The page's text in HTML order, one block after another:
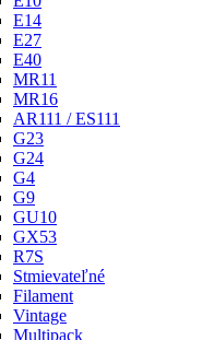
E14
E27
E40
MR11
MR16
AR111 / ES111
G23
G24
G4
G9
GU10
GX53
R7S
Stmievateľné
Filament
Vintage
Multipack